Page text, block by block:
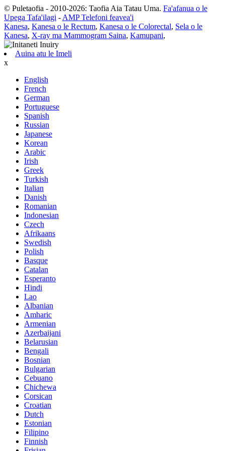
© Puletaofia - 2010-2026: Taofia Aia Tatau Uma. Fa'afanua o le
Upega Tafa'ilagi - AMP Telefoni feavea'i
Kanesa, Kanesa o le Rectum, Kanesa o le Colorectal, Sela o le
Kanesa, X-ray ma Mammogram Saina, Kamupani,
Auina atu le Imeli
x
English
French
German
Portuguese
Spanish
Russian
Japanese
Korean
Arabic
Irish
Greek
Turkish
Italian
Danish
Romanian
Indonesian
Czech
Afrikaans
Swedish
Polish
Basque
Catalan
Esperanto
Hindi
Lao
Albanian
Amharic
Armenian
Azerbaijani
Belarusian
Bengali
Bosnian
Bulgarian
Cebuano
Chichewa
Corsican
Croatian
Dutch
Estonian
Filipino
Finnish